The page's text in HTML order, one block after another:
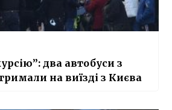
два автобуси з
на виїзді з Києва